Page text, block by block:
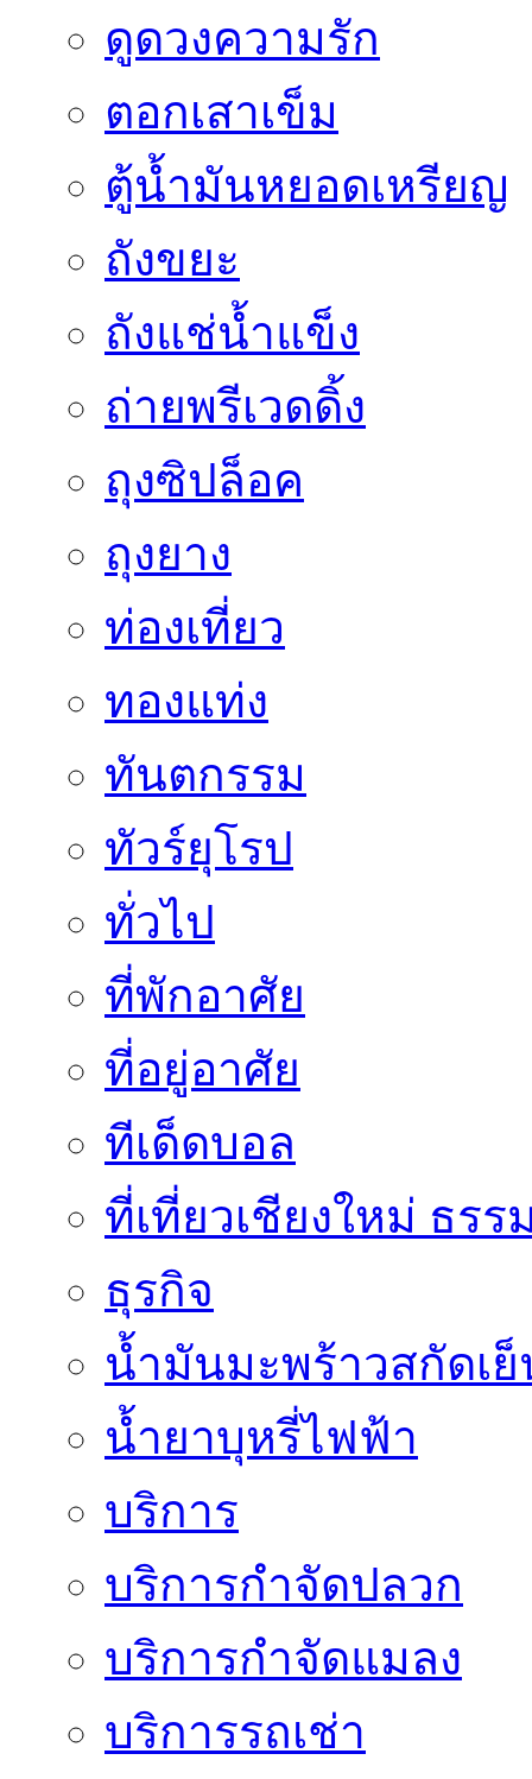
ดูดวงความรัก
ตอกเสาเข็ม
ตู้น้ำมันหยอดเหรียญ
ถังขยะ
ถังแช่น้ำแข็ง
ถ่ายพรีเวดดิ้ง
ถุงซิปล็อค
ถุงยาง
ท่องเที่ยว
ทองแท่ง
ทันตกรรม
ทัวร์ยุโรป
ทั่วไป
ที่พักอาศัย
ที่อยู่อาศัย
ทีเด็ดบอล
ที่เที่ยวเชียงใหม่ ธรร
ธุรกิจ
น้ำมันมะพร้าวสกัดเ
น้ำยาบุหรี่ไฟฟ้า
บริการ
บริการกำจัดปลวก
บริการกำจัดแมลง
บริการรถเช่า